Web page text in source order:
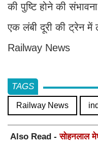
की पुष्टि होने की
एक लंबी दूरी की ट्रेन
Railway News
TAGS
Railway News
Also Read -सोहनलाल